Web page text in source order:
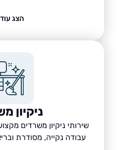
ניקיון משרדים
שירותי ניקיון משרדים מקצועיים
עבודה נקייה, מסודרת ובריאה